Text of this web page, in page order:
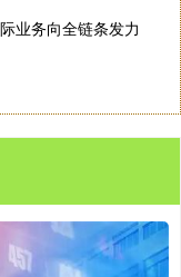
业务向全链条发力